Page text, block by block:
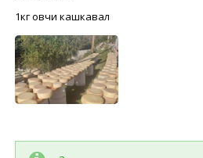
1кг овчи кашкавал